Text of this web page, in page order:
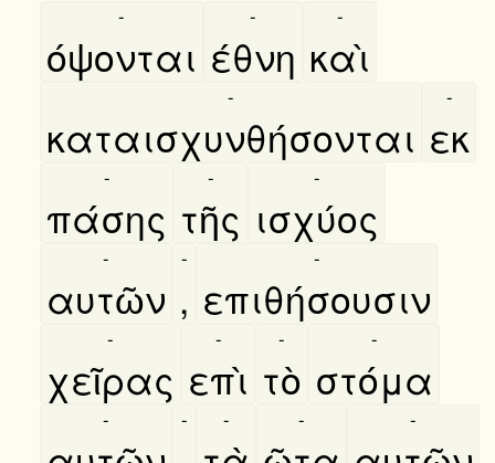
όψονται
-
έθνη
-
καὶ
-
καταισχυνθήσονται
-
εκ
-
πάσης
-
τῆς
-
ισχύος
-
αυτῶν
-
,
-
επιθήσουσιν
-
χεῖρας
-
επὶ
-
τὸ
-
στόμα
-
- - - - -